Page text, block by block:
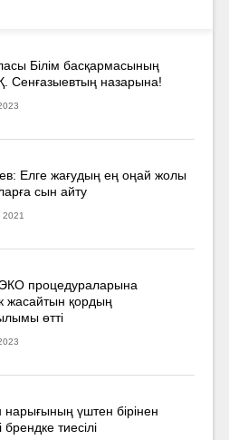
Білім басқармасының
Сенғазыевтың назарына!
Елге жағудың ең оңай жолы
сын айту
процедураларына
жасайтын қордың
өтті
үштен бірінен
тиесілі